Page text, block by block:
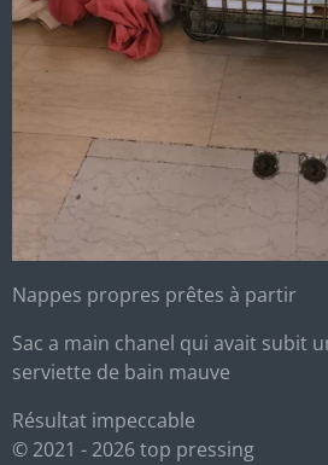
Nappes propres prêtes à partir
Sac a main chanel qui avait subit
serviette de bain mauve
Résultat impeccable
© 2021 - 2026 top pressing